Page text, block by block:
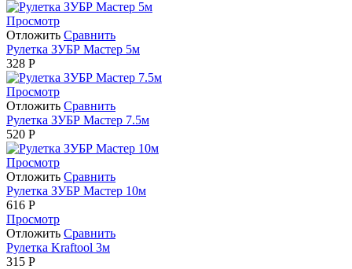
Просмотр
Отложить Сравнить
Рулетка ЗУБР Мастер 5м
328 Р
Просмотр
Отложить Сравнить
Рулетка ЗУБР Мастер 7.5м
520 Р
Просмотр
Отложить Сравнить
Рулетка ЗУБР Мастер 10м
616 Р
Просмотр
Отложить Сравнить
Рулетка Kraftool 3м
315 Р